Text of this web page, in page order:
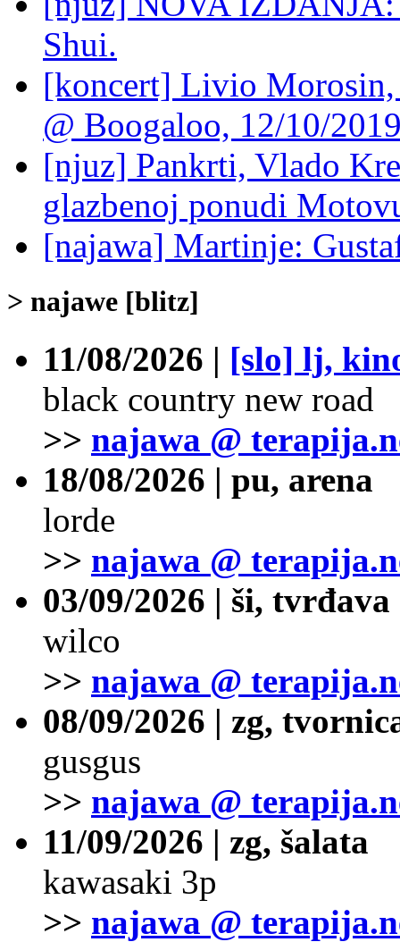
Shui.
[koncert] Livio
@ Boogaloo, 12/10/
[njuz] Pankrti, Vlado
glazbenoj ponudi
[najawa] Martinje:
> najawe [blitz]
11/08/2026 | [slo] lj,
black country new road
>> najawa @
18/08/2026 | pu, arena
lorde
>> najawa @
03/09/2026 | ši,
wilco
>> najawa @
08/09/2026 | zg,
gusgus
>> najawa @
11/09/2026 | zg, šalata
kawasaki 3p
>> najawa @